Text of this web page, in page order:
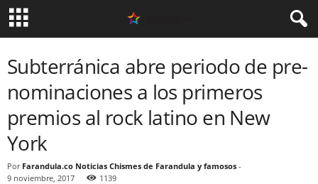
Subterránica abre periodo de pre-
nominaciones a los primeros
premios al rock latino en New
York
Por Farandula.co Noticias Chismes de Farandula y famosos -
9 noviembre, 2017
1139